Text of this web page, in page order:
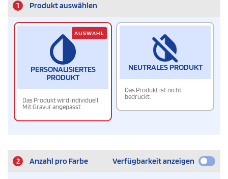
1 Produkt auswählen
PERSONALISIERTES
PRODUKT
Das Produkt wird individuell
Mit Gravur angepasst
AUSWAHL
NEUTRALES PRODUKT
Das Produkt ist nicht
bedruckt.
2 Anzahl pro Farbe Verfügbarkeit anzeigen